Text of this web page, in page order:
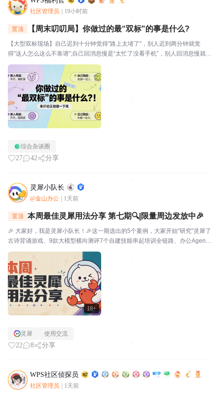
社区管理员 19小时前
置顶 【周末叨叨局】你做过的最“双标"的事是什么?
【大型双标现场】自己迟到十分钟觉得"路上太堵了"，别人迟到两分钟就觉
得"这人怎么这么不靠谱”;自己回消息慢是“太忙了没看手机”，别人回消息慢就是
“故意不回我吧”🔥玩法："我对自己___________,但对别人__________。我就
是这么双标。评论区坦...
综合杂谈圈
27 42 分享
灵犀小队长
@金山办公 1天前
18+
置顶 本周最佳灵犀用法分享 第七期🔍|限量周边发放中🎉
🎉 大家好，我是灵犀小队长！🎉这一期选出的5个案例，大家开始"研究"灵犀了
古诗背诵游戏、9款大模型横向测评7个自建技能串起培训全链路、办公Agent
同台对比甚至灵犀还能杀毒查木马一起来看看这一期的硬核实践——👤墨云轩
一句话让灵犀自由发挥，给儿子做了个古诗背...
灵犀 使用交流
22 8 分享
WPS社区侦探员
社区管理员 1天前